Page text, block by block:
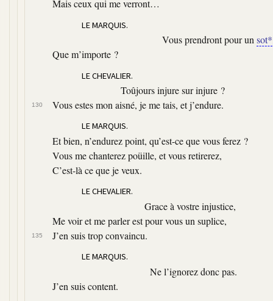
Mais ceux qui me verront…
LE MARQUIS.
Vous prendront pour un sot*
Que m’importe ?
LE CHEVALIER.
Toûjours injure sur injure ?
130 Vous estes mon aisné, je me tais, et j’endure.
LE MARQUIS.
Et bien, n’endurez point, qu’est-ce que vous ferez ?
Vous me chanterez poüille, et vous retirerez,
C’est-là ce que je veux.
LE CHEVALIER.
Grace à vostre injustice,
Me voir et me parler est pour vous un suplice,
135 J’en suis trop convaincu.
LE MARQUIS.
Ne l’ignorez donc pas.
J’en suis content.